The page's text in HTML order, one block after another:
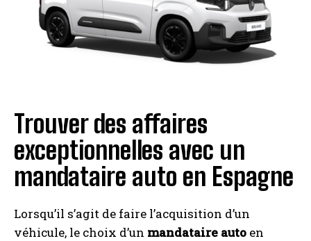
Trouver des affaires
exceptionnelles avec un
mandataire auto en Espagne
Lorsqu’il s’agit de faire l’acquisition d’un
véhicule, le choix d’un mandataire auto en